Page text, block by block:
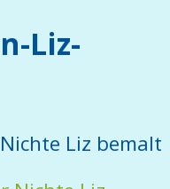
Liz-
Liz bemalt